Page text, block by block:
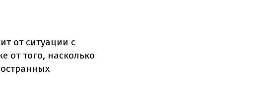
от ситуации с
от того, насколько